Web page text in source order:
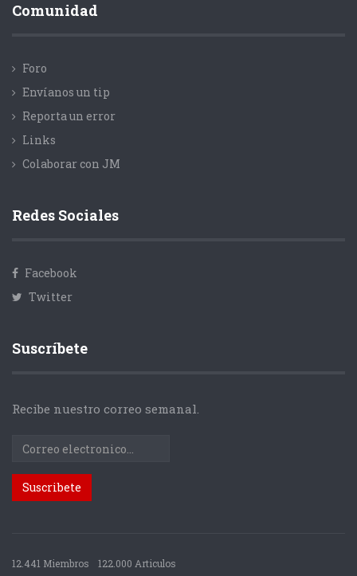
Comunidad
Foro
Envíanos un tip
Reporta un error
Links
Colaborar con JM
Redes Sociales
Facebook
Twitter
Suscríbete
Recibe nuestro correo semanal.
12.441 Miembros 122.000 Articulos